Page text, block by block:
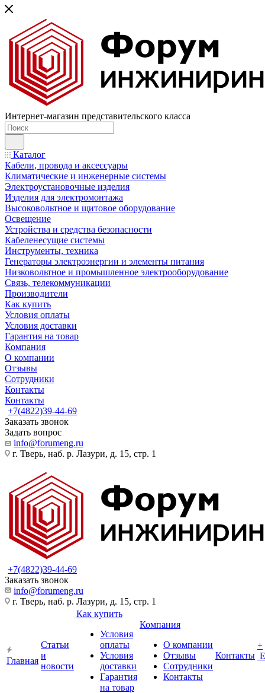
Интернет-магазин представительского класса
Каталог
Кабели, провода и аксессуары
Климатические и инженерные системы
Электроустановочные изделия
Изделия для электромонтажа
Высоковольтное и щитовое оборудование
Освещение
Устройства и средства безопасности
Кабеленесущие системы
Инструменты, техника
Генераторы электроэнергии и элементы питания
Низковольтное и промышленное электрооборудование
Связь, телекоммуникации
Производители
Как купить
Условия оплаты
Условия доставки
Гарантия на товар
Компания
О компании
Отзывы
Сотрудники
Контакты
Контакты
+7(4822)39-44-69
Заказать звонок
Задать вопрос
info@forumeng.ru
г. Тверь, наб. р. Лазури, д. 15, стр. 1
+7(4822)39-44-69
Заказать звонок
info@forumeng.ru
г. Тверь, наб. р. Лазури, д. 15, стр. 1
Главная
Статьи
и
новости
Как купить
Условия
оплаты
Условия
доставки
Гарантия
на товар
Компания
О компании
Отзывы
Сотрудники
Контакты
Контакты
+